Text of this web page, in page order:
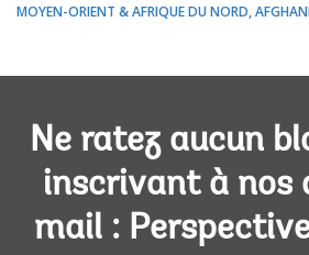
MOYEN-ORIENT & AFRIQUE DU NORD,
Ne ratez aucun
inscrivant à nos
mail :